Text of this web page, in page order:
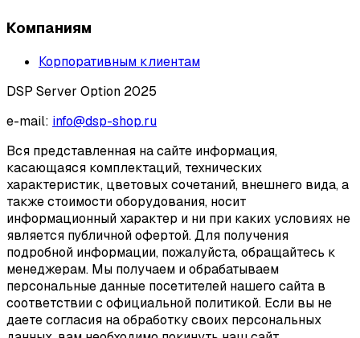
Компаниям
Корпоративным клиентам
DSP Server Option 2025
e-mail: info@dsp-shop.ru
Вся представленная на сайте информация,
касающаяся комплектаций, технических
характеристик, цветовых сочетаний, внешнего вида, а
также стоимости оборудования, носит
информационный характер и ни при каких условиях не
является публичной офертой. Для получения
подробной информации, пожалуйста, обращайтесь к
менеджерам. Мы получаем и обрабатываем
персональные данные посетителей нашего сайта в
соответствии с официальной политикой. Если вы не
даете согласия на обработку своих персональных